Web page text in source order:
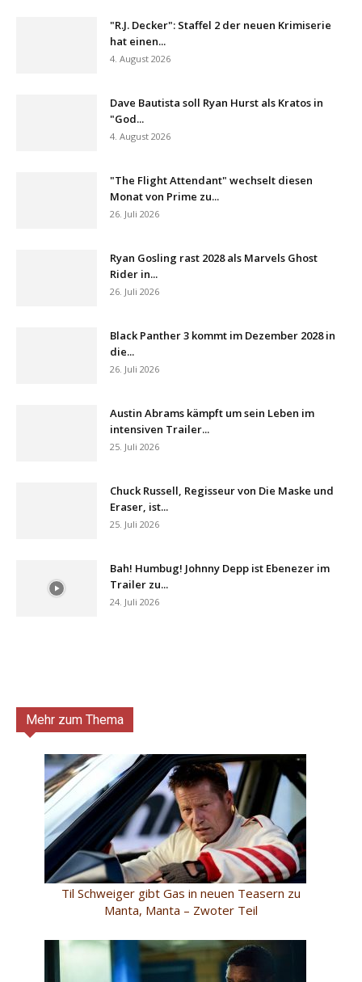
"R.J. Decker": Staffel 2 der neuen Krimiserie
hat einen...
4. August 2026
Dave Bautista soll Ryan Hurst als Kratos in
"God...
4. August 2026
"The Flight Attendant" wechselt diesen
Monat von Prime zu...
26. Juli 2026
Ryan Gosling rast 2028 als Marvels Ghost
Rider in...
26. Juli 2026
Black Panther 3 kommt im Dezember 2028 in
die...
26. Juli 2026
Austin Abrams kämpft um sein Leben im
intensiven Trailer...
25. Juli 2026
Chuck Russell, Regisseur von Die Maske und
Eraser, ist...
25. Juli 2026
Bah! Humbug! Johnny Depp ist Ebenezer im
Trailer zu...
24. Juli 2026
Mehr zum Thema
Til Schweiger gibt Gas in neuen Teasern zu
Manta, Manta – Zwoter Teil